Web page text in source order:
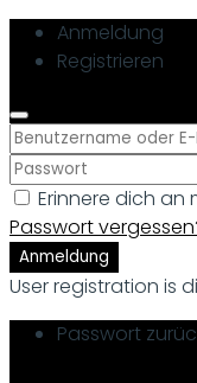
Anmeldung
Registrieren
Erinnere dich an
Passwort
Anmeldung
User registration is
Passwort